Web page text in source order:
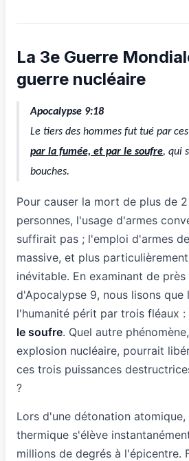
La 3e Guerre
guerre nucléaire
Apocalypse 9:18
Le tiers des hommes fut tué par
par la fumée, et par le soufre, qui
bouches.
Pour causer la mort de plus de
personnes, l'usage d'armes
suffirait pas ; l'emploi d'armes
massive, et plus
inévitable. En examinant de
d'Apocalypse 9, nous lisons que
l'humanité périt par trois fléaux :
le soufre. Quel autre
explosion nucléaire, pourrait
ces trois puissances
?
Lors d'une détonation
thermique s'élève
millions de degrés à l'épicentre.